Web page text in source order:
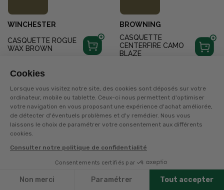
Cookies
Lorsque vous visitez notre site, des cookies sont déposés sur votre
ordinateur, mobile ou tablette. Ceux-ci nous permettent d'optimiser
votre navigation en vous proposant une expérience d'achat améliorée,
de détecter d'éventuels problèmes et d'y remédier. Nous vous
laissons le choix de paramétrer votre consentement aux différents
cookies.
Consulter notre politique de confidentialité
Consentements certifiés par
Non merci Paramétrer Tout accepter
Filtres
WINCHESTER
CASQUETTE ROGUE
WAX BROWN
Disponible en livraison
BROWNING
CASQUETTE
CENTERFIRE CAMO
BLAZE
1 2
TERRES & EAUX
La carte avantages